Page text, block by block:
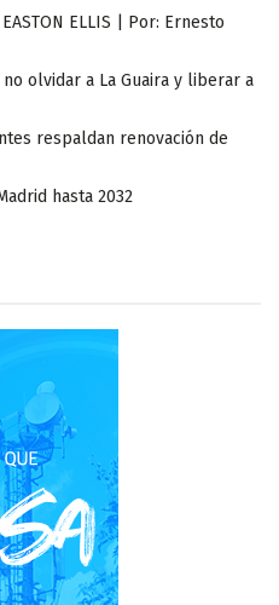
EASTON ELLIS | Por: Ernesto
olvidar a La Guaira y liberar a
respaldan renovación de
hasta 2032